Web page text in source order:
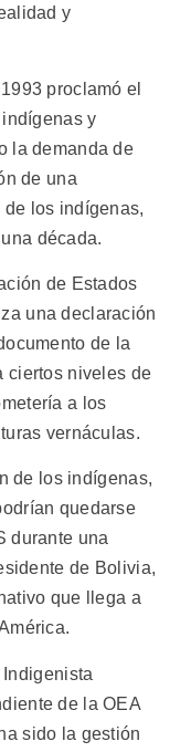
y
proclamó el
y
la demanda de
de una
los indígenas,
década.
de Estados
una declaración
de la
ciertos niveles de
a los
vernáculas.
de los indígenas,
quedarse
durante una
de Bolivia,
que llega a
de la OEA
sido la gestión